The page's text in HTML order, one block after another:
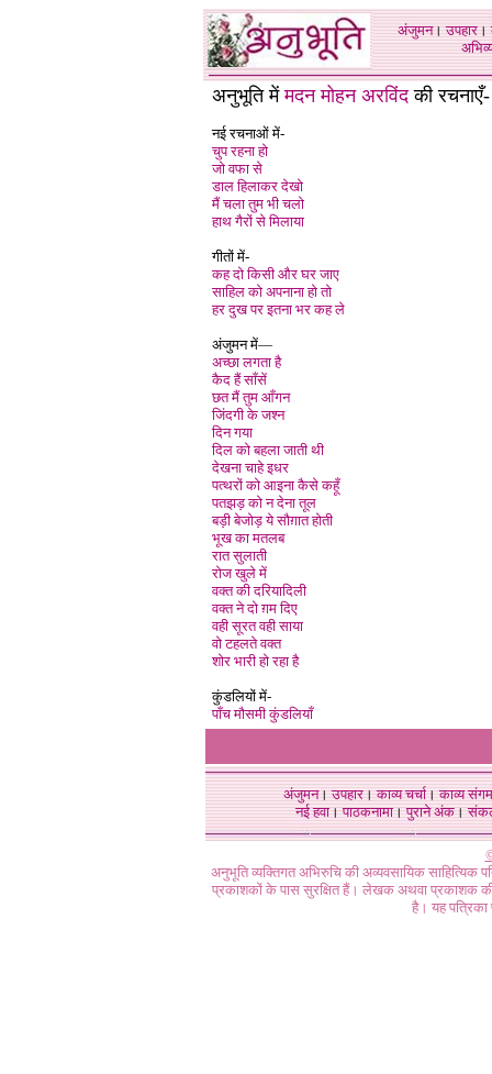
अंजुमन।उपहार।
अनुभूति मेंमदन मोहन अरविंदकी रचनाएँ-
नई रचनाओं में-
चुप रहना हो
जो वफा से
डाल हिलाकर देखो
मैं चला तुम भी चलो
हाथ गैरों से मिलाया
गीतों में-
कह दो किसी और घर जाए
साहिल को अपनाना हो तो
हर दुख पर इतना भर कह ले
अंजुमन में—
अच्छा लगता है
कैद हैं साँसें
छत मैं तुम आँगन
जिंदगी के जश्न
दिन गया
दिल को बहला जाती थी
देखना चाहे इधर
पत्थरों को आइना कैसे कहूँ
पतझड़ को न देना तूल
बड़ी बेजोड़ ये सौग़ात होती
भूख का मतलब
रात सुलाती
रोज खुले मे
वक्त की दरियादिली
वक्त ने दो ग़म दिए
वही सूरत वही साया
वो टहलते वक्त
शोर भारी हो रहा है
कुंडलियों में-
पाँच मौसमी कुंडलियाँ
अंजुमन।उपहार।काव्य चर्चा।काव्य संगम
नई हवा। पाठकनामा। पुराने अंक।
अनुभूति व्यक्तिगत अभिरुचि की अव्यवसायिक
प्रकाशकों के पास सुरक्षित हैं। लेखक अथवा प्रकाशक की
है। यह पत्रिका